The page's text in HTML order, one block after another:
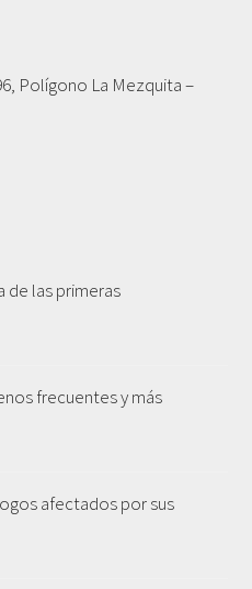
Polígono La Mezquita –
de las primeras
frecuentes y más
afectados por sus